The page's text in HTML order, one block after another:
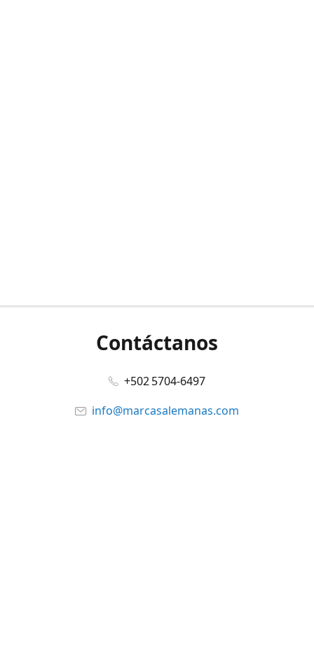
Contáctanos
+502 5704-6497
info@marcasalemanas.com